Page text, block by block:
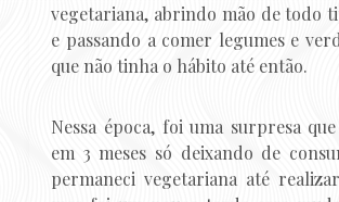
vegetariana, abrindo mão de todo
e passando a comer legumes e
que não tinha o hábito até então.
Nessa época, foi uma surpresa
em 3 meses só deixando de
permaneci vegetariana até